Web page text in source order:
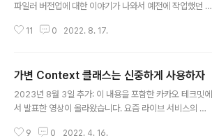
파일러 버전업에 대한 이야기가 나와서 예전에 작업했던 G
새로운 팀에 합류했을 때 서비스 중인 서버군들 중에서 C+
할 수 없었다. GCC 4.4.7은 C++ 0x까지 지원한다. C+
+ 11을 사용하려면 최소한 gcc 4.7 이상이 필요하다. 버
전업 타깃은 CentOS 7 Base repo에 있는 GCC 4.8.5
으로 개발, 배포, 서비스 환경 등 각각 OS 버전이 달랐다.
11 0 2022. 8. 17.
가변 Context 클래스는 신중하게 사용하자
2023년 8월 3일 추가: 이 내용을 포함한 카카오 테크밋에
서 발표한 영상이 올라왔습니다. 요즘 라이브 서비스의 레
9 0 2022. 4. 16.